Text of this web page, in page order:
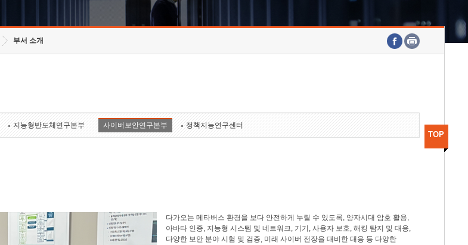
호남권연구본부
기획본부
부서 소개
지능형반도체연구본부 사이버보안연구본부 정책지능연구센터
다가오는 메타버스 환경을 보다 안전하게 누릴 수 있도록, 양자시대 암호 활용,
아바타 인증, 지능형 시스템 및 네트워크, 기기, 사용자 보호, 해킹 탐지 및 대응,
다양한 보안 분야 시험 및 검증, 미래 사이버 전장을 대비한 대응 등 다양한
TOP